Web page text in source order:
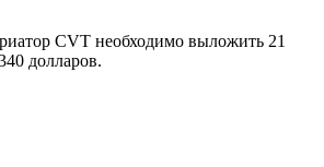
CVT необходимо выложить 21
долларов.